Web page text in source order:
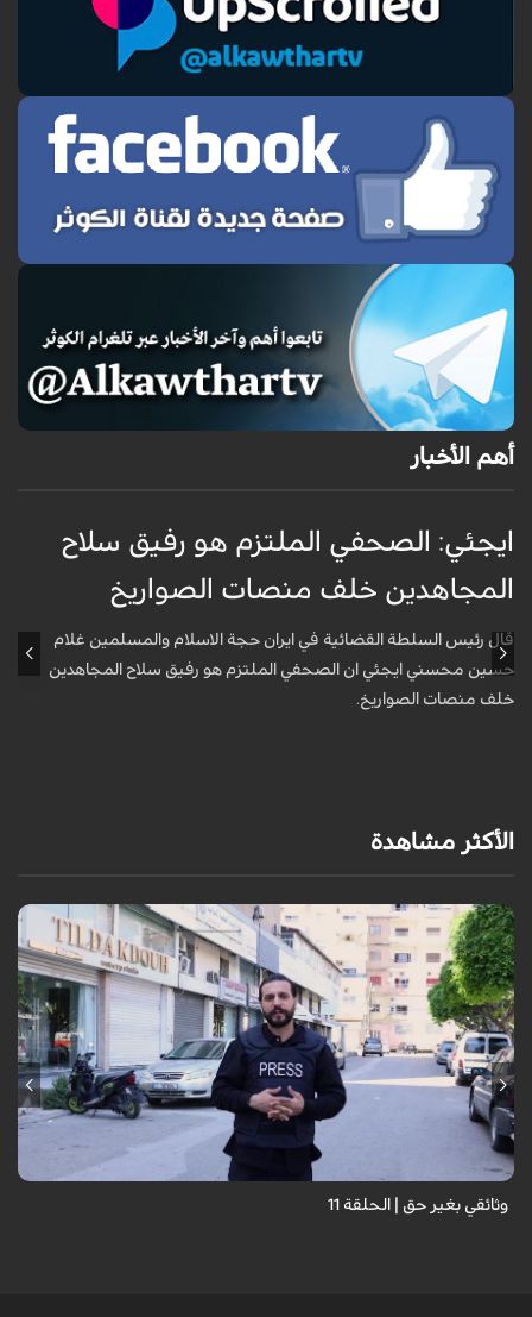
أهم الأخبار
ايجئي: الصحفي الملتزم هو رفيق سلاح
المجاهدين خلف منصات الصواريخ
قال رئيس السلطة القضائية في ايران حجة الاسلام والمسلمين غلام
حسين محسني ايجئي ان الصحفي الملتزم هو رفيق سلاح المجاهدين
خلف منصات الصواريخ.
الأكثر مشاهدة
وثائقي بغير حق | الحلقة 11